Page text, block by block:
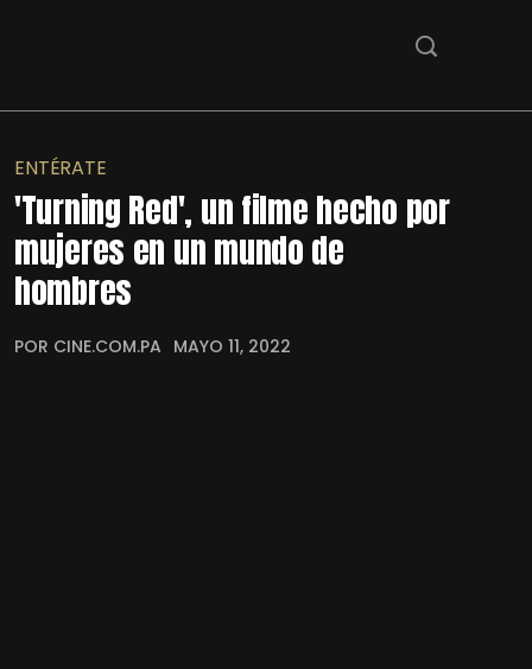
ENTÉRATE
'Turning Red', un filme hecho por
mujeres en un mundo de
hombres
POR CINE.COM.PA MAYO 11, 2022